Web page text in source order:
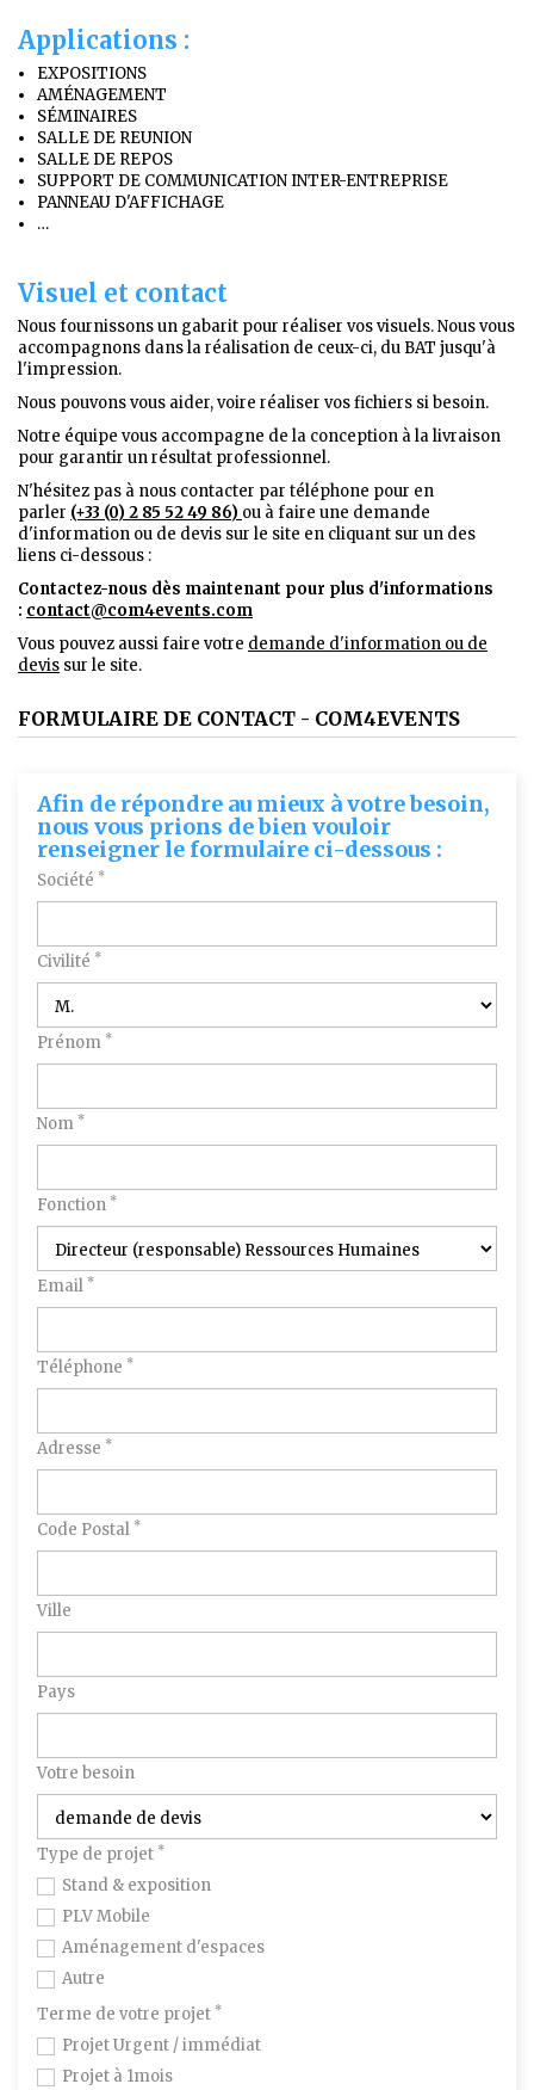
Applications :
EXPOSITIONS
AMÉNAGEMENT
SÉMINAIRES
SALLE DE REUNION
SALLE DE REPOS
SUPPORT DE COMMUNICATION INTER-ENTREPRISE
PANNEAU D'AFFICHAGE
…
Visuel et contact
Nous fournissons un gabarit pour réaliser vos visuels. Nous vous
accompagnons dans la réalisation de ceux-ci, du BAT jusqu'à
l'impression.
Nous pouvons vous aider, voire réaliser vos fichiers si besoin.
Notre équipe vous accompagne de la conception à la livraison
pour garantir un résultat professionnel.
N'hésitez pas à nous contacter par téléphone pour en
parler (+33 (0) 2 85 52 49 86) ou à faire une demande
d'information ou de devis sur le site en cliquant sur un des
liens ci-dessous :
Contactez-nous dès maintenant pour plus d'informations
: contact@com4events.com
Vous pouvez aussi faire votre demande d'information ou de
devis sur le site.
FORMULAIRE DE CONTACT - COM4EVENTS
Afin de répondre au mieux à votre besoin,
nous vous prions de bien vouloir
renseigner le formulaire ci-dessous :
Société *
Civilité *
Prénom *
Nom *
Fonction *
Email *
Téléphone *
Adresse *
Code Postal *
Ville
Pays
Votre besoin
Type de projet *
Stand & exposition
PLV Mobile
Aménagement d'espaces
Autre
Terme de votre projet *
Projet Urgent / immédiat
Projet à 1mois